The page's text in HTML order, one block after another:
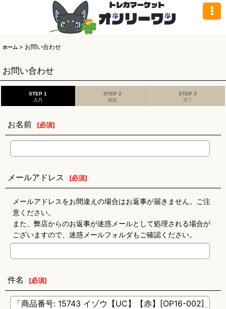
ホーム > お問い合わせ
お問い合わせ
STEP 1
入力
STEP 2
確認
STEP 3
完了
お名前 [必須]
メールアドレス [必須]
メールアドレスをお間違えの場合はお返事が届きません。ご注
意ください。
また、弊店からのお返事が迷惑メールとして処理される場合が
ございますので、迷惑メールフォルダもご確認ください。
件名 [必須]